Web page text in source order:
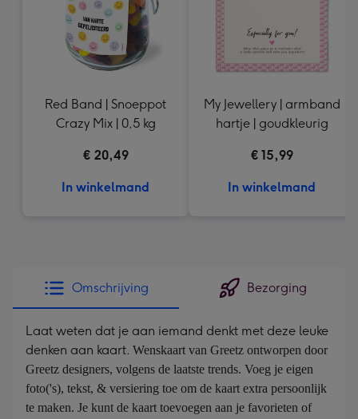
Red Band | Snoeppot
Crazy Mix | 0,5 kg
€ 20,49
In winkelmand
My Jewellery | armband
hartje | goudkleurig
€ 15,99
In winkelmand
Omschrijving Bezorging
Laat weten dat je aan iemand denkt met deze leuke
denken aan kaart. Wenskaart van Greetz ontworpen door
Greetz designers, volgens de laatste trends. Voeg je eigen
foto('s), tekst, & versiering toe om de kaart extra persoonlijk
te maken. Je kunt de kaart toevoegen aan je favorieten of